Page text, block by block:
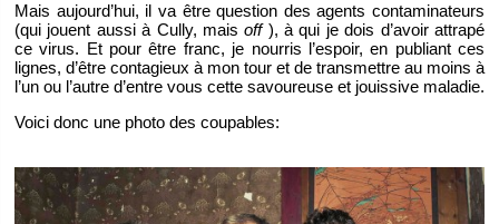
Mais au­jour­d’hui, il va être ques­tion des agents conta­mi­na­teurs
(qui jouent aussi à Cully, maisoff ), à qui je dois d’avoir at­trapé
ce virus. Et pour être franc, je nour­ris l’es­poir, en pu­bliant ces
lignes, d’être conta­gieux à mon tour et de trans­mettre au moins à
l’un ou l’autre d’entre vous cette sa­vou­reuse et jouis­sive ma­la­die.
Voici donc une photo des cou­pables: